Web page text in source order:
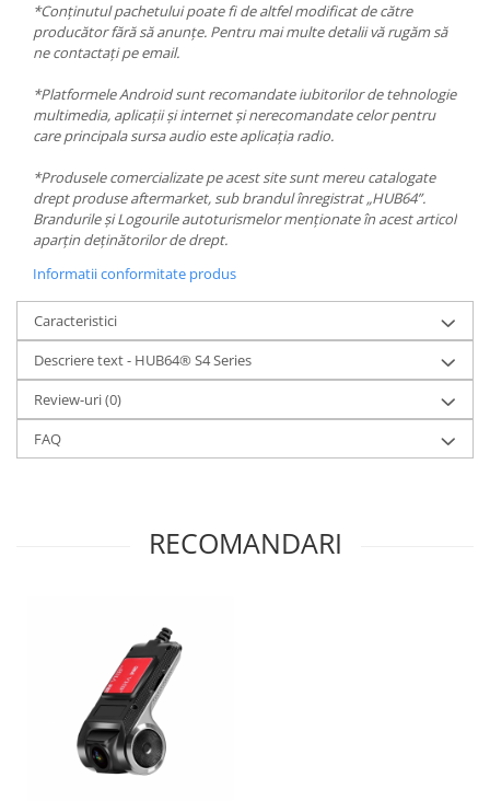
*Conținutul pachetului poate fi de altfel modificat de către
producător fără să anunțe. Pentru mai multe detalii vă rugăm să
ne contactați pe email.
*Platformele Android sunt recomandate iubitorilor de tehnologie
multimedia, aplicații și internet și nerecomandate celor pentru
care principala sursa audio este aplicația radio.
*Produsele comercializate pe acest site sunt mereu catalogate
drept produse aftermarket, sub brandul înregistrat „HUB64”.
Brandurile și Logourile autoturismelor menționate în acest articol
aparțin deținătorilor de drept.
Informatii conformitate produs
Caracteristici
Descriere text - HUB64® S4 Series
Review-uri(0)
FAQ
RECOMANDARI